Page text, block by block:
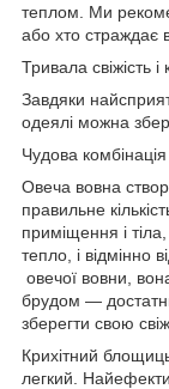
теплом. Ми
або хто страждає
Тривала свіжість
Завдяки
одеялі можна
Чудова
Овеча вовна
правильне
приміщення і
тепло, і відмінно
овечої вовни,
брудом —
зберегти свою
Крихітний
легкий.